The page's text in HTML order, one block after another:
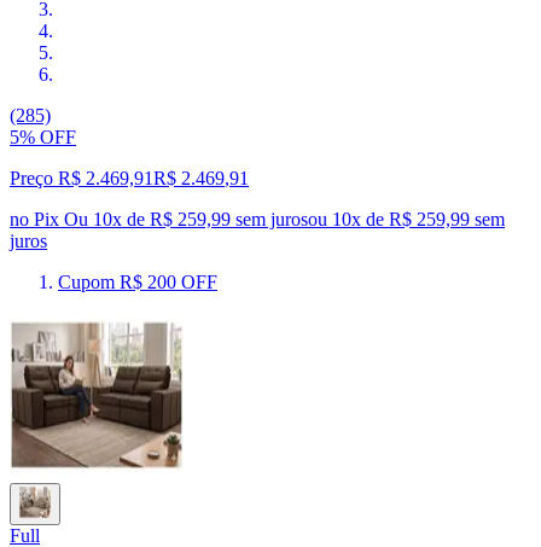
(285)
5% OFF
Preço R$ 2.469,91R$ 2.469,91
no Pix Ou 10x de R$ 259,99 sem jurosou 10x de R$ 259,99 sem
juros
Cupom R$ 200 OFF
Full